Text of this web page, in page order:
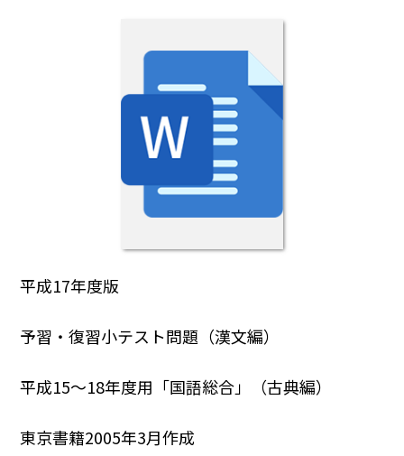
平成17年度版
予習・復習小テスト問題（漢文編）
平成15～18年度用「国語総合」（古典編）
東京書籍2005年3月作成